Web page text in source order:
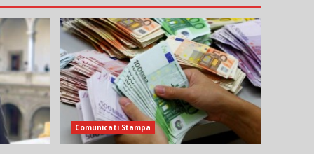
Comunicati Stampa